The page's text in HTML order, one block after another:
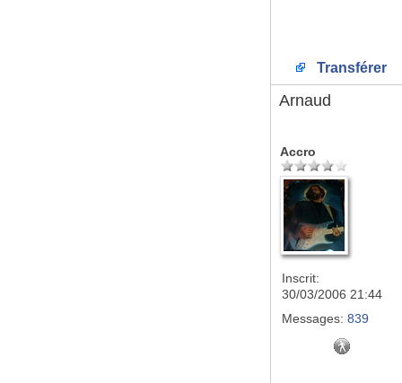
Transférer
Arnaud
Accro
Inscrit:
30/03/2006 21:44
Messages: 839